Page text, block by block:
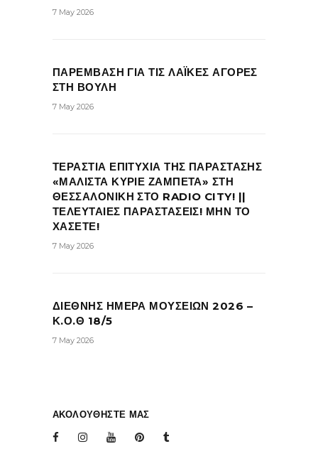
7 May 2026
ΠΑΡΕΜΒΑΣΗ ΓΙΑ ΤΙΣ ΛΑΪΚΕΣ ΑΓΟΡΕΣ
ΣΤΗ ΒΟΥΛΗ
7 May 2026
ΤΕΡΑΣΤΙΑ ΕΠΙΤΥΧΙΑ ΤΗΣ ΠΑΡΑΣΤΑΣΗΣ
«ΜΑΛΙΣΤΑ ΚΥΡΙΕ ΖΑΜΠΕΤΑ» ΣΤΗ
ΘΕΣΣΑΛΟΝΙΚΗ ΣΤΟ RADIO CITY! ||
ΤΕΛΕΥΤΑΙΕΣ ΠΑΡΑΣΤΑΣΕΙΣ! ΜΗΝ ΤΟ
ΧΑΣΕΤΕ!
7 May 2026
ΔΙΕΘΝΗΣ ΗΜΕΡΑ ΜΟΥΣΕΙΩΝ 2026 –
Κ.Ο.Θ 18/5
7 May 2026
ΑΚΟΛΟΥΘΗΣΤΕ ΜΑΣ